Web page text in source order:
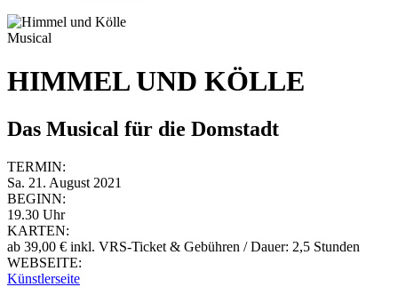
Musical
HIMMEL UND KÖLLE
Das Musical für die Domstadt
TERMIN:
Sa. 21. August 2021
BEGINN:
19.30 Uhr
KARTEN:
ab 39,00 € inkl. VRS-Ticket & Gebühren / Dauer: 2,5 Stunden
WEBSEITE:
Künstlerseite